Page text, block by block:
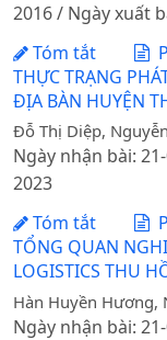
2016 / Ngày xuất
Tóm tắt
THỰC TRẠNG
ĐỊA BÀN HUYỆN
Đỗ Thị Diệp,
Ngày nhận bài:
2023
Tóm tắt
TỔNG QUAN
LOGISTICS THU
Hàn Huyền Hương,
Ngày nhận bài: